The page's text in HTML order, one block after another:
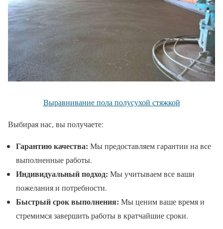
Выравнивание пола полусухой стяжкой
Выбирая нас, вы получаете:
Гарантию качества: Мы предоставляем гарантии на все
выполненные работы.
Индивидуальный подход: Мы учитываем все ваши
пожелания и потребности.
Быстрый срок выполнения: Мы ценим ваше время и
стремимся завершить работы в кратчайшие сроки.